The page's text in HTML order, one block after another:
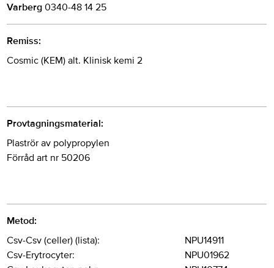
Varberg 0340-48 14 25
Remiss:
Cosmic (KEM) alt. Klinisk kemi 2
Provtagningsmaterial:
Plaströr av polypropylen
Förråd art nr 50206
Metod:
Csv-Csv (celler) (lista):
NPU14911
Csv-Erytrocyter:
NPU01962